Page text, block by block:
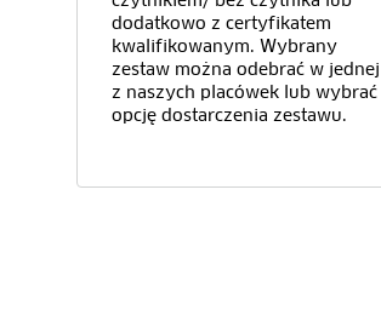
dodatkowo z certyfikatem
kwalifikowanym. Wybrany
zestaw można odebrać w jednej
z naszych placówek lub wybrać
opcję dostarczenia zestawu.